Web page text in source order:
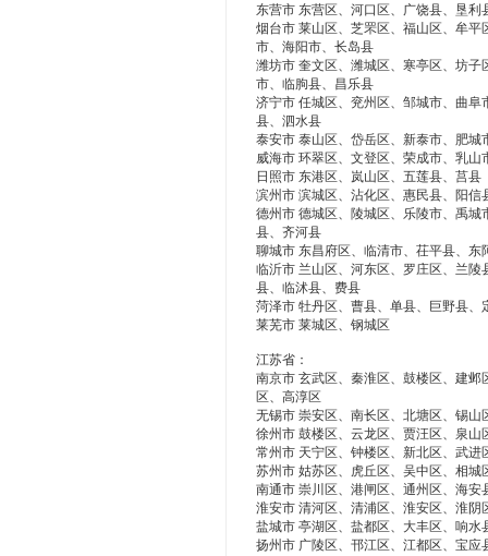
东营市 东营区、河口区、广饶县、垦利
烟台市 莱山区、芝罘区、福山区、牟
市、海阳市、长岛县
潍坊市 奎文区、潍城区、寒亭区、坊
市、临朐县、昌乐县
济宁市 任城区、兖州区、邹城市、曲
县、泗水县
泰安市 泰山区、岱岳区、新泰市、肥城
威海市 环翠区、文登区、荣成市、乳山
日照市 东港区、岚山区、五莲县、莒县
滨州市 滨城区、沾化区、惠民县、阳信
德州市 德城区、陵城区、乐陵市、禹
县、齐河县
聊城市 东昌府区、临清市、茌平县、
临沂市 兰山区、河东区、罗庄区、兰
县、临沭县、费县
菏泽市 牡丹区、曹县、单县、巨野县
莱芜市 莱城区、钢城区
江苏省：
南京市 玄武区、秦淮区、鼓楼区、建
区、高淳区
无锡市 崇安区、南长区、北塘区、锡
徐州市 鼓楼区、云龙区、贾汪区、泉
常州市 天宁区、钟楼区、新北区、武进
苏州市 姑苏区、虎丘区、吴中区、相
南通市 崇川区、港闸区、通州区、海
淮安市 清河区、清浦区、淮安区、淮
盐城市 亭湖区、盐都区、大丰区、响
扬州市 广陵区、邗江区、江都区、宝应